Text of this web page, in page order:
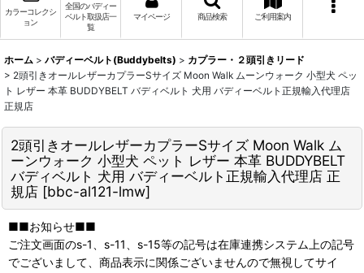
カラーコレクシ
ョン
全国のバディー
ベルト取扱店一
覧
マイページ 商品検索 ご利用案内
ホーム > バディーベルト(Buddybelts) > カプラー・２頭引きリード
> 2頭引きオールレザーカプラーSサイズ Moon Walk ムーンウォーク 小型犬 ペッ
ト レザー 本革 BUDDYBELT バディベルト 犬用 バディーベルト正規輸入代理店
正規店
2頭引きオールレザーカプラーSサイズ Moon Walk ム
ーンウォーク 小型犬 ペット レザー 本革 BUDDYBELT
バディベルト 犬用 バディーベルト正規輸入代理店 正
規店 [bbc-al121-lmw]
■■お知らせ■■
ご注文画面のs-1、s-11、s-15等の記号は在庫連携システム上の記号
でございまして、商品表示に関係ございませんので無視してサイ